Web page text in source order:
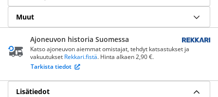
Muut
Ajoneuvon historia Suomessa
Katso ajoneuvon aiemmat omistajat, tehdyt katsastukset ja
vakuutukset Rekkari.fistä. Hinta alkaen 2,90 €.
Tarkista tiedot
Lisätiedot